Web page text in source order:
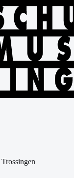
Trossingen